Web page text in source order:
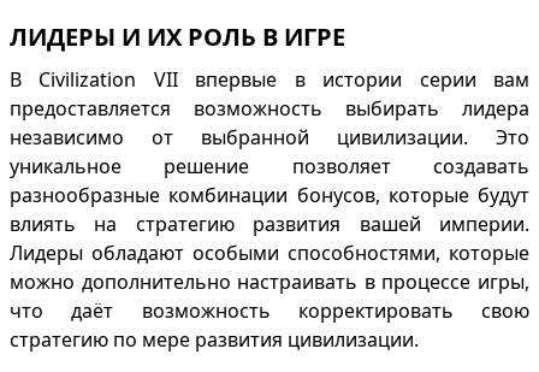
ЛИДЕРЫ И ИХ РОЛЬ В ИГРЕ
В Civilization VII впервые в истории серии вам
предоставляется возможность выбирать лидера
независимо от выбранной цивилизации. Это
уникальное решение позволяетсоздавать
разнообразные комбинации бонусов, которые будут
влиять на
стратегию развития вашей империи.
Лидеры обладают особыми способностями, которые
можно дополнительно настраивать в процессе игры,
что даёт возможность корректировать свою
стратегию по мере развития цивилизации.